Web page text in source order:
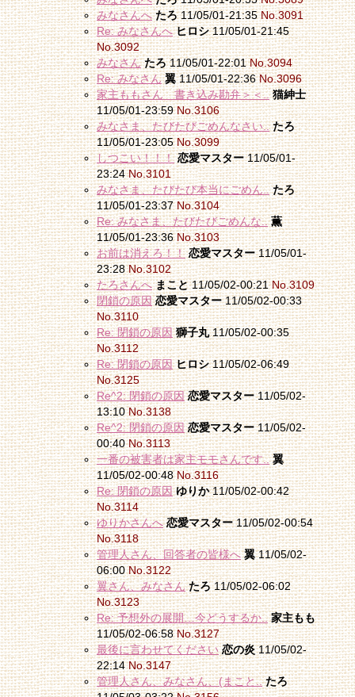
みなさんへ たろ11/05/01-21:35No.3091
Re: みなさんへ ヒロシ11/05/01-21:45
No.3092
みなさん たろ11/05/01-22:01No.3094
Re: みなさん 翼11/05/01-22:36No.3096
家主ももさん 書き込み勘弁＞＜.. 猫紳士
11/05/01-23:59No.3106
みなさま、たびたびごめんなさい.. たろ
11/05/01-23:05No.3099
しつこい！！！ 恋愛マスター11/05/01-
23:24No.3101
みなさま、たびたび本当にごめん.. たろ
11/05/01-23:37No.3104
Re: みなさま、たびたびごめんな.. 薫
11/05/01-23:36No.3103
お前は消えろ！！ 恋愛マスター11/05/01-
23:28No.3102
たろさんへ まこと11/05/02-00:21No.3109
閉鎖の原因 恋愛マスター11/05/02-00:33
No.3110
Re: 閉鎖の原因 獅子丸11/05/02-00:35
No.3112
Re: 閉鎖の原因 ヒロシ11/05/02-06:49
No.3125
Re^2: 閉鎖の原因 恋愛マスター11/05/02-
13:10No.3138
Re^2: 閉鎖の原因 恋愛マスター11/05/02-
00:40No.3113
一番の被害者は家主モモさんです.. 翼
11/05/02-00:48No.3116
Re: 閉鎖の原因 ゆりか11/05/02-00:42
No.3114
ゆりかさんへ 恋愛マスター11/05/02-00:54
No.3118
管理人さん、回答者の皆様へ 翼11/05/02-
06:00No.3122
翼さん、みなさん たろ11/05/02-06:02
No.3123
Re: 予想外の展開…今どうするか.. 家主もも
11/05/02-06:58No.3127
最後に言わせてください 恋の炎11/05/02-
22:14No.3147
管理人さん、みなさん、(まこと.. たろ